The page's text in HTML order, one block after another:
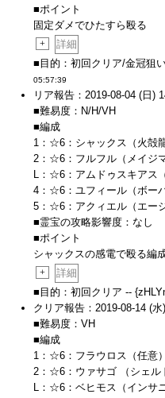
■ポイント
固定ダメでひたすら殴る
+
詳細
■目的：初回クリア/金冠狙
05:57:39
リア報告：2019-08-04 (日)
■難易度：N/H/VH
■編成
1：☆6：シャックス（火殻龍
2：☆6：フルフル（メイジ
L：☆6：アムドゥスキアス
4：☆6：ユフィール（ボー
5：☆6：アクィエル（エー
■霊宝の攻略影響度：なし
■ポイント
シャックスの感電で殴る編
+
詳細
■目的：初回クリア --
クリア報告：2019-08-14 (
■難易度：VH
■編成
1：☆6：フラウロス（任意）
2：☆6：ウァサゴ （シェル
L：☆6：ベヒモス（インサ